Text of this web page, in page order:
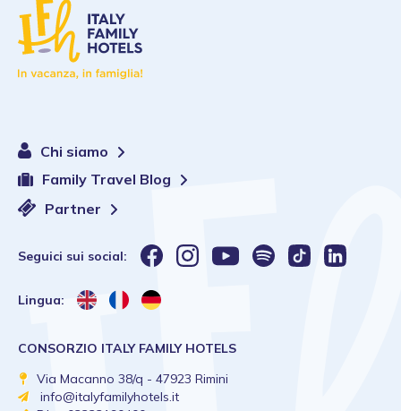
Chi siamo
Family Travel Blog
Partner
Seguici sui social:
Lingua:
CONSORZIO ITALY FAMILY HOTELS
Via Macanno 38/q - 47923 Rimini
info@italyfamilyhotels.it